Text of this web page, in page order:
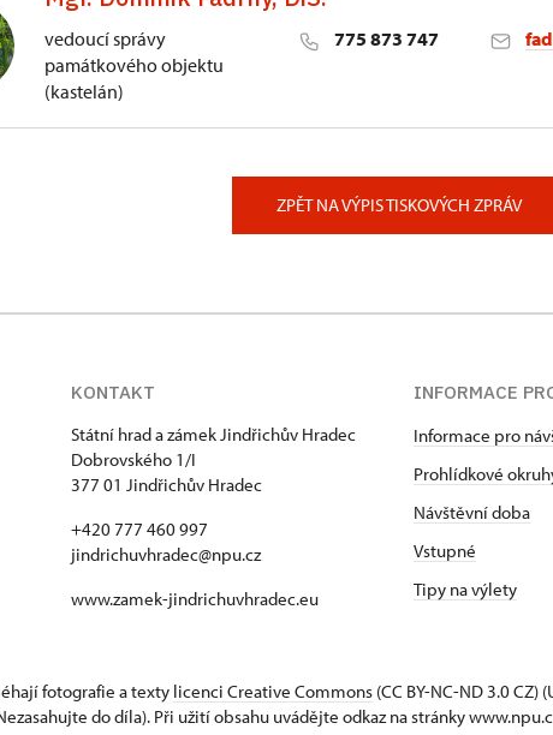
vedoucí správy
památkového objektu
(kastelán)
775 873 747
náměstí 170/6, Šternberk na MoravěZPĚT NA VÝPIS TISKOVÝCH ZPRÁV
KONTAKT
Státní hrad a zámek Jindřichův Hradec
Dobrovského 1/I
377 01 Jindřichův Hradec
+420 777 460 997
jindrichuvhradec@npu.cz
www.zamek-jindrichuvhradec.eu
INFORMACE
Informace pro
Prohlídkové
Návštěvní doba
Vstupné
Tipy na výlety
fotografie a texty licenci Creative Commons (CC BY-NC-ND 3.0 CZ)
do díla). Při užití obsahu uvádějte odkaz na stránky